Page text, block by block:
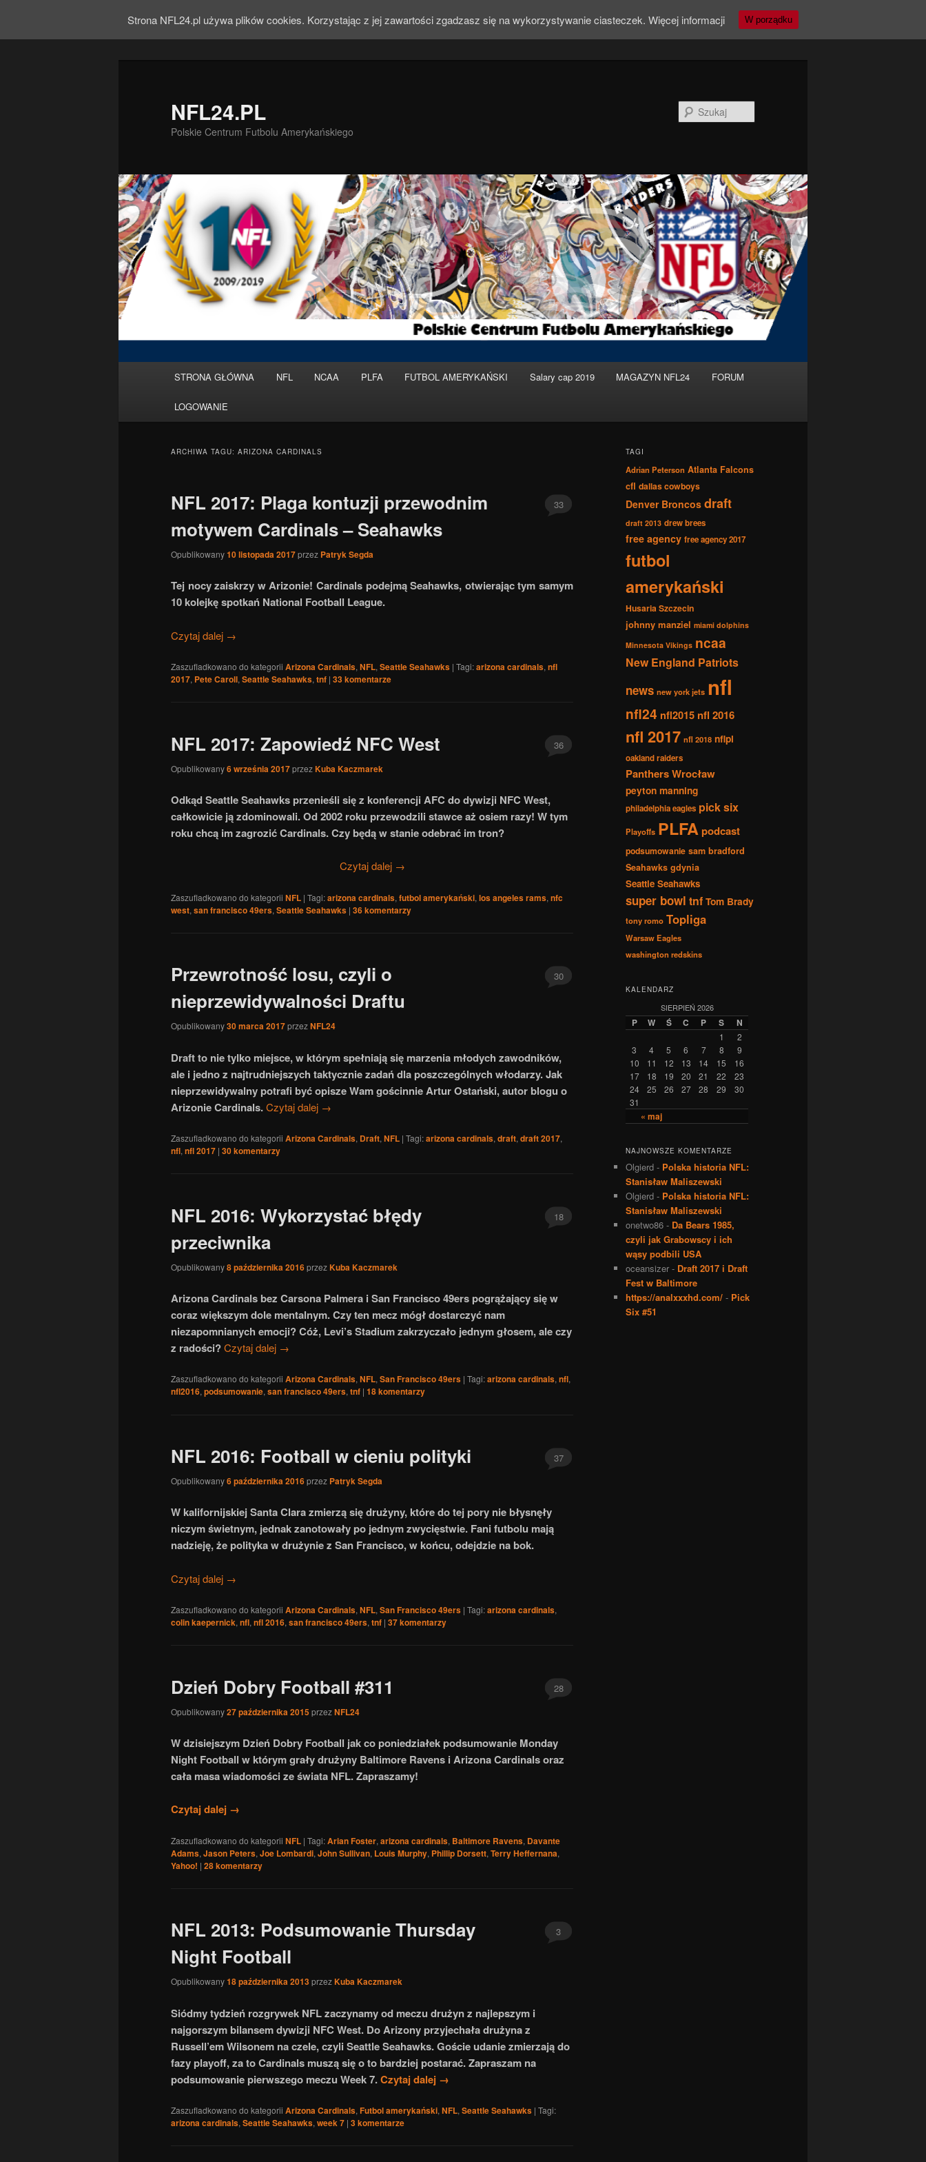
NFL24.PL
Polskie Centrum Futbolu Amerykańskiego
Przeskocz
do
tekstu
Przeskocz
do
widgetów
STRONA GŁÓWNA NFL NCAA PLFA FUTBOL AMERYKAŃSKI Salary cap 2019 MAGAZYN NFL24 FORUM
LOGOWANIE
ARCHIWA TAGU: ARIZONA CARDINALS
NFL 2017: Plaga kontuzji przewodnim
motywem Cardinals – Seahawks
Opublikowany10 listopada 2017przez Patryk Segda
33
Tej nocy zaiskrzy w Arizonie! Cardinals podejmą Seahawks, otwierając tym samym
10 kolejkę spotkań National Football League.
Czytaj dalej →
Zaszufladkowano do kategorii Arizona Cardinals, NFL, Seattle Seahawks | Tagi:arizona cardinals, nfl
2017, Pete Caroll, Seattle Seahawks, tnf | 33komentarze
NFL 2017: Zapowiedź NFC West
Opublikowany6 września 2017przezKuba Kaczmarek
36
Odkąd Seattle Seahawks przenieśli się z konferencji AFC do dywizji NFC West,
całkowicie ją zdominowali. Od 2002 roku przewodzili stawce aż osiem razy! W tym
roku chcą im zagrozić Cardinals. Czy będą w stanie odebrać im tron?
Czytaj dalej →
Zaszufladkowano do kategorii NFL | Tagi:arizona cardinals, futbol amerykański, los angeles rams, nfc
west, san francisco 49ers, Seattle Seahawks | 36komentarzy
Przewrotność losu, czyli o
nieprzewidywalności Draftu
Opublikowany30 marca 2017przezNFL24
30
Draft to nie tylko miejsce, w którym spełniają się marzenia młodych zawodników,
ale i jedno z najtrudniejszych taktycznie zadań dla poszczególnych włodarzy. Jak
nieprzewidywalny potrafi być opisze Wam gościnnie Artur Ostański, autor blogu o
Arizonie Cardinals.Czytaj dalej →
Zaszufladkowano do kategorii Arizona Cardinals, Draft, NFL | Tagi:arizona cardinals, draft, draft 2017,
nfl, nfl 2017 | 30komentarzy
NFL 2016: Wykorzystać błędy
przeciwnika
Opublikowany8 października 2016przezKuba Kaczmarek
18
Arizona Cardinals bez Carsona Palmera i San Francisco 49ers pogrążający się w
coraz większym dole mentalnym. Czy ten mecz mógł dostarczyć nam
niezapomnianych emocji? Cóż, Levi’s Stadium zakrzyczało jednym głosem, ale czy
z radości?Czytaj dalej →
Zaszufladkowano do kategorii Arizona Cardinals, NFL, San Francisco 49ers | Tagi:arizona cardinals, nfl,
nfl2016, podsumowanie, san francisco 49ers, tnf | 18komentarzy
NFL 2016: Football w cieniu polityki
Opublikowany6 października 2016przez Patryk Segda
37
W kalifornijskiej Santa Clara zmierzą się drużyny, które do tej pory nie błysnęły
niczym świetnym, jednak zanotowały po jednym zwycięstwie. Fani futbolu mają
nadzieję, że polityka w drużynie z San Francisco, w końcu, odejdzie na bok.
Czytaj dalej →
Zaszufladkowano do kategorii Arizona Cardinals, NFL, San Francisco 49ers | Tagi:arizona cardinals,
colin kaepernick, nfl, nfl 2016, san francisco 49ers, tnf | 37komentarzy
Dzień Dobry Football #311
Opublikowany27 października 2015przezNFL24
28
W dzisiejszym Dzień Dobry Football jak co poniedziałek podsumowanie Monday
Night Football w którym grały drużyny Baltimore Ravens i Arizona Cardinals oraz
cała masa wiadomości ze świata NFL. Zapraszamy!
Czytaj dalej →
Zaszufladkowano do kategorii NFL | Tagi:Arian Foster, arizona cardinals, Baltimore Ravens, Davante
Adams, Jason Peters, Joe Lombardi, John Sullivan, Louis Murphy, Phillip Dorsett, Terry Heffernana,
Yahoo! | 28komentarzy
NFL 2013: Podsumowanie Thursday
Night Football
Opublikowany18 października 2013przezKuba Kaczmarek
3
Siódmy tydzień rozgrywek NFL zaczynamy od meczu drużyn z najlepszym i
najgorszym bilansem dywizji NFC West. Do Arizony przyjechała drużyna z
Russell’em Wilsonem na czele, czyli Seattle Seahawks. Goście udanie zmierzają do
fazy playoff, za to Cardinals muszą się o to bardziej postarać. Zapraszam na
podsumowanie pierwszego meczu Week 7.Czytaj dalej →
Zaszufladkowano do kategorii Arizona Cardinals, Futbol amerykański, NFL, Seattle Seahawks | Tagi:
arizona cardinals, Seattle Seahawks, week 7 | 3komentarze
TAGI
Adrian Peterson Atlanta Falcons
cfl dallas cowboys
Denver Broncos draft
draft 2013 drew brees
free agency free agency 2017
futbol
amerykański
Husaria Szczecin
johnny manziel miami dolphins
Minnesota Vikings ncaa
New England Patriots
news new york jets nfl
nfl24 nfl2015 nfl 2016
nfl 2017 nfl 2018 nflpl
oakland raiders
Panthers Wrocław
peyton manning
philadelphia eagles pick six
Playoffs PLFApodcast
podsumowanie sam bradford
Seahawks gdynia
Seattle Seahawks
super bowl tnf Tom Brady
tony romo Topliga
Warsaw Eagles
washington redskins
KALENDARZ
SIERPIEŃ 2026
P W Ś C P S N
« maj
1
2
3
4 5 6 7 8
9
10
11 12 13 14 15
16
17
18 19 20 21 22
23
24
25 26 27 28 29
30
31
NAJNOWSZE KOMENTARZE
Olgierd - Polska historia NFL:
Stanisław Maliszewski
Olgierd - Polska historia NFL:
Stanisław Maliszewski
onetwo86 - Da Bears 1985,
czyli jak Grabowscy i ich
wąsy podbili USA
oceansizer - Draft 2017 i Draft
Fest w Baltimore
https://analxxxhd.com/ - Pick
Six #51
Strona NFL24.pl używa plików cookies. Korzystając z jej zawartości zgadzasz się na wykorzystywanie ciasteczek. Więcej informacji W porządku